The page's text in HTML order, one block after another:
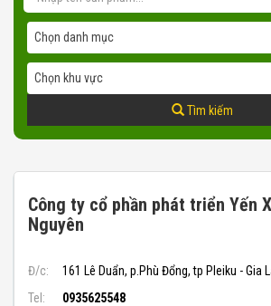
Chọn danh mục
Chọn khu vực
Tìm kiếm
Công ty cổ phần phát triển Yến
Nguyên
Đ/c:
161 Lê Duẩn, p.Phù Đổng, tp Pleiku - Gia
Tel:
0935625548